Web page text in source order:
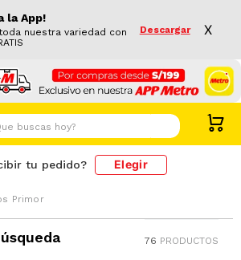
la App!
nuestra variedad con
Descargar X
hoy?
tu pedido? Elegir
Primor
76 PRODUCTOS